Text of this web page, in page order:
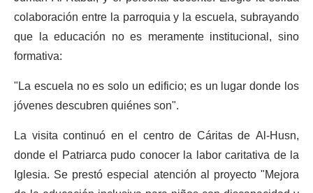
colaboración entre la parroquia y la escuela, subrayando
que la educación no es meramente institucional, sino
formativa:
"La escuela no es solo un edificio; es un lugar donde los
jóvenes descubren quiénes son".
La visita continuó en el centro de Cáritas de Al-Husn,
donde el Patriarca pudo conocer la labor caritativa de la
Iglesia. Se prestó especial atención al proyecto "Mejora